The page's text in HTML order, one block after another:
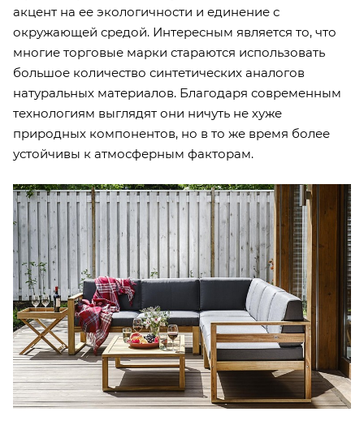
акцент на ее экологичности и единение с
окружающей средой. Интересным является то, что
многие торговые марки стараются использовать
большое количество синтетических аналогов
натуральных материалов. Благодаря современным
технологиям выглядят они ничуть не хуже
природных компонентов, но в то же время более
устойчивы к атмосферным факторам.